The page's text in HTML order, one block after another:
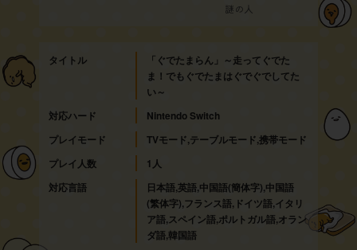
謎の人
タイトル
「ぐでたまらん」～走ってぐでた
ま！でもぐでたまはぐでぐでしてた
い～
対応ハード
Nintendo Switch
プレイモード
TVモード,テーブルモード,携帯モード
プレイ人数
1人
対応言語
日本語,英語,中国語(簡体字),中国語
(繁体字),フランス語,ドイツ語,イタリ
ア語,スペイン語,ポルトガル語,オラン
ダ語,韓国語